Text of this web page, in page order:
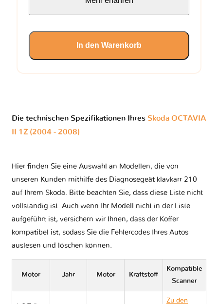
In den Warenkorb
Die technischen Spezifikationen Ihres Skoda OCTAVIA
II 1Z (2004 - 2008)
Hier finden Sie eine Auswahl an Modellen, die von
unseren Kunden mithilfe des Diagnosegeät klavkarr 210
auf Ihrem Skoda. Bitte beachten Sie, dass diese Liste nicht
vollständig ist. Auch wenn Ihr Modell nicht in der Liste
aufgeführt ist, versichern wir Ihnen, dass der Koffer
kompatibel ist, sodass Sie die Fehlercodes Ihres Autos
auslesen und löschen können.
Motor Jahr Motor Kraftstoff
Kompatible
Scanner
Zu den